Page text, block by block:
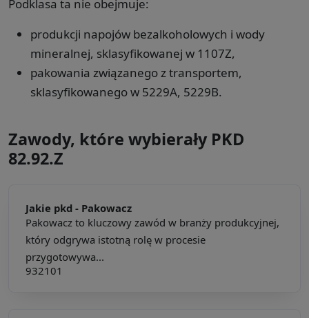
Podklasa ta nie obejmuje:
produkcji napojów bezalkoholowych i wody
mineralnej, sklasyfikowanej w 1107Z,
pakowania związanego z transportem,
sklasyfikowanego w 5229A, 5229B.
Zawody, które wybierały PKD
82.92.Z
Jakie pkd - Pakowacz
Pakowacz to kluczowy zawód w branży produkcyjnej,
który odgrywa istotną rolę w procesie
przygotowywa...
932101